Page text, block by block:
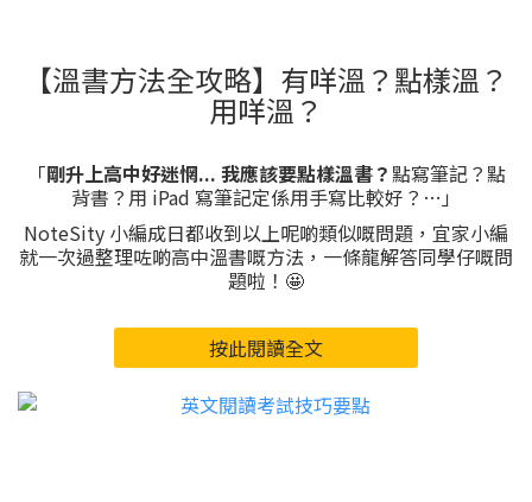
【溫書方法全攻略】有咩溫？點樣溫？
用咩溫？
「剛升上高中好迷惘... 我應該要點樣溫書？點寫筆記？點
背書？用 iPad 寫筆記定係用手寫比較好？…」
NoteSity 小編成日都收到以上呢啲類似嘅問題，宜家小編
就一次過整理咗啲高中溫書嘅方法，一條龍解答同學仔嘅問
題啦！🤩
按此閱讀全文